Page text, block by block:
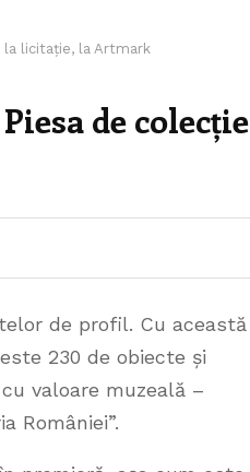
la licitație, la Artmark
de colecție
de profil. Cu această
230 de obiecte și
valoare muzeală –
României”.